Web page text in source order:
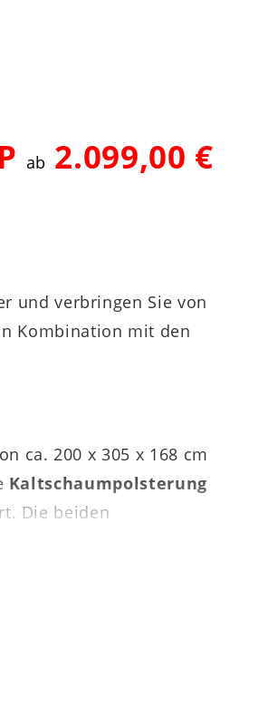
ab 2.099,00 €
und verbringen Sie von
Kombination mit den
ca. 200 x 305 x 168 cm
Kaltschaumpolsterung
Die beiden
ohne